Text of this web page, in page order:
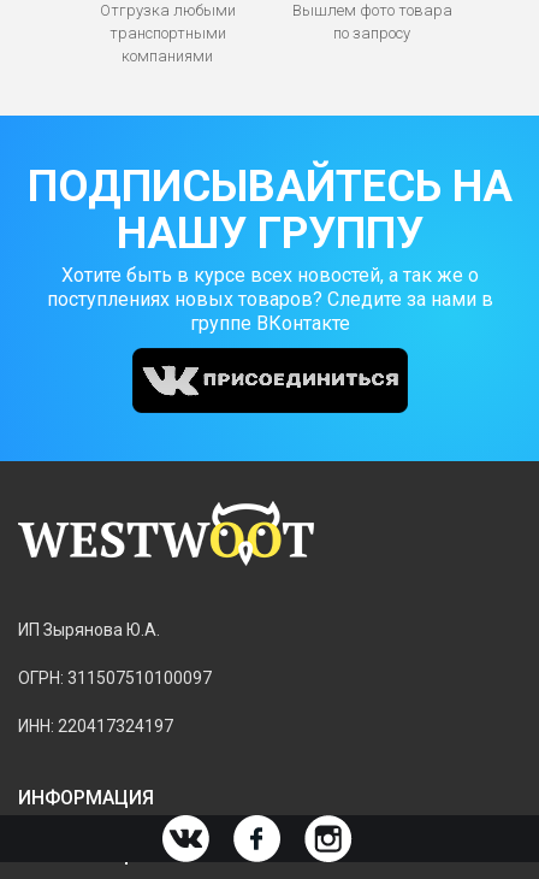
Отгрузка любыми
транспортными
компаниями
Вышлем фото товара
по запросу
ПОДПИСЫВАЙТЕСЬ НА
НАШУ ГРУППУ
Хотите быть в курсе всех новостей, а так же о
поступлениях новых товаров? Следите за нами в
группе ВКонтакте
ИП Зырянова Ю.А.
ОГРН: 311507510100097
ИНН: 220417324197
ИНФОРМАЦИЯ
ИНФОРМАЦИЯ О МАГАЗИНЕ